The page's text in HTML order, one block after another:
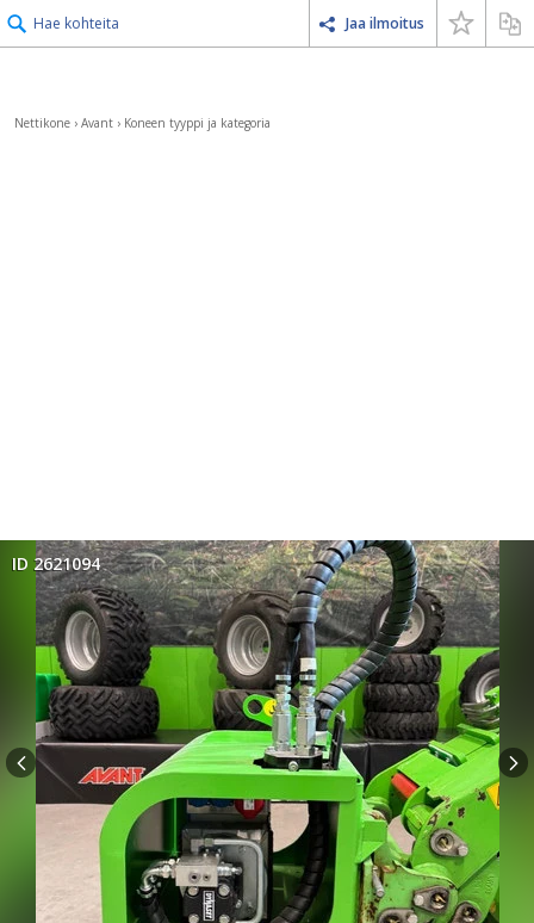
Hae kohteita Jaa ilmoitus
Nettikone › Avant › Koneen tyyppi ja kategoria
ID 2621094